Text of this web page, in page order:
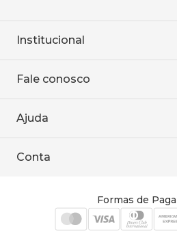
Institucional
Onde encontrar
Baixe o APP
Fale conosco
WhatsApp
Ajuda
Política de entrega
Conta
Cadastre-se
Formas de